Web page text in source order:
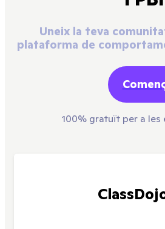
Uneix la teva
plataforma de
100% gratuït per a les